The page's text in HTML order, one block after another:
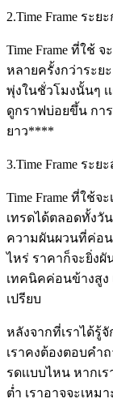
2.Time Frame ระย
Time Frame ที่ใช้
หลายครั้งกว่าระย
พุ่งในชั่วโมงนั้นๆ เ
ดูกราฟบ่อยขึ้น กา
ยาว****
3.Time Frame ระย
Time Frame ที่ใช้จ
เทรดได้ตลอดทั้งวั
ความผันผวนที่ค่อน
ไหร่ ราคาก็จะยิ่ง
เทคนิคค่อนข้างสูง
เปรียบ
หลังจากที่เราได้รู้จั
เราคงต้องตอบคำ
รดเเบบไหน หาก
ต่ำ เราอาจจะเหมา